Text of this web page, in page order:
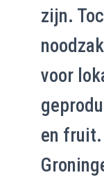
zijn.
voor
en